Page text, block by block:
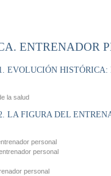
ENTRENADOR
EVOLUCIÓN HISTÓRICA:
la salud
LA FIGURA DEL
personal
personal
personal